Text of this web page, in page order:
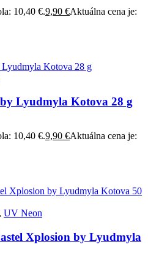
10,40 €.9,90 €Aktuálna cena je:
Lyudmyla Kotova 28 g
10,40 €.9,90 €Aktuálna cena je:
, UV Neon
Xplosion by Lyudmyla